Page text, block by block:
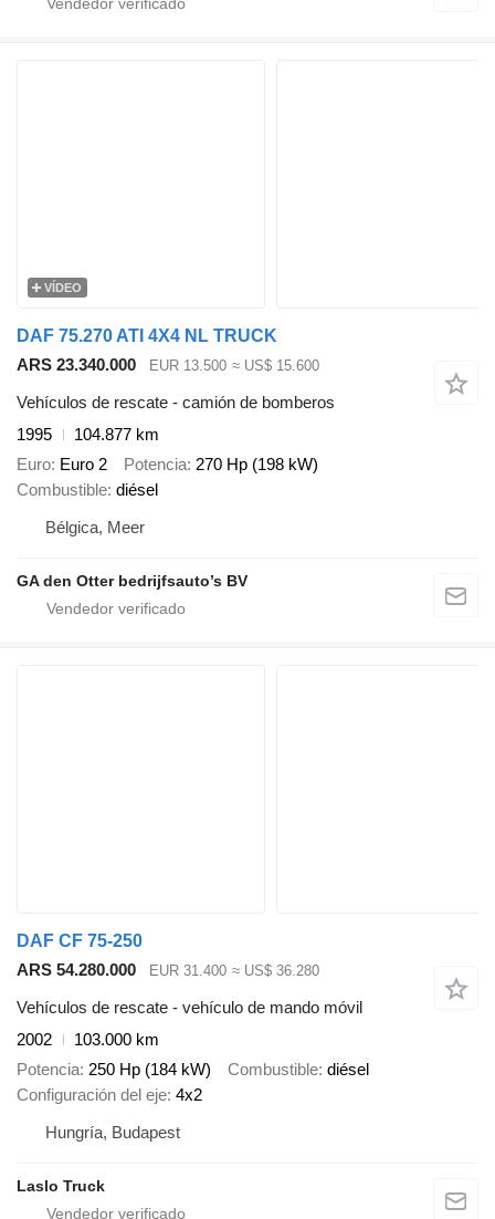
VÍDEO
DAF 75.270 ATI 4X4 NL TRUCK
ARS 23.340.000
EUR 13.500 ≈ US$ 15.600
Vehículos de rescate - camión de bomberos
1995
104.877 km
Euro Euro 2 Potencia 270 Hp (198 kW)
Combustible diésel
Bélgica, Meer
GA den Otter bedrijfsauto’s BV
DAF CF 75-250
ARS 54.280.000
EUR 31.400 ≈ US$ 36.280
Vehículos de rescate - vehículo de mando móvil
2002
103.000 km
Potencia 250 Hp (184 kW) Combustible diésel
Configuración del eje 4x2
Hungría, Budapest
Laslo Truck